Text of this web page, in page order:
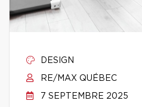
DESIGN
RE/MAX QUÉBEC
7 SEPTEMBRE 2025